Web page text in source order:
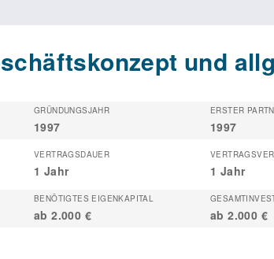
und
GRÜNDUNGSJAHR
1997
ERSTER
1997
VERTRAGSDAUER
1 Jahr 1 Jahr
BENÖTIGTES EIGENKAPITAL
ab 2.000 € ab 2.000 €